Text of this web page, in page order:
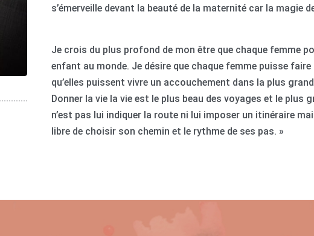
s’émerveille devant la beauté de la maternité car la magie
Je crois du plus profond de mon être que chaque femme
enfant au monde. Je désire que chaque femme puisse
qu’elles puissent vivre un accouchement dans la plus
Donner la vie la vie est le plus beau des voyages et le plus
n’est pas lui indiquer la route ni lui imposer un itinéraire
libre de choisir son chemin et le rythme de ses pas. »